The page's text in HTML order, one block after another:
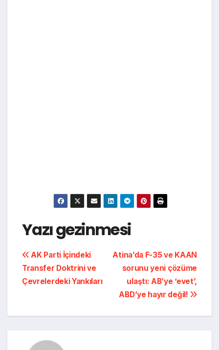
Yazı gezinmesi
Atina’da F-35 ve KAAN
sorunu yeni çözüme
ulaştı: AB’ye ‘evet’,
ABD’ye hayır değil!
AK Parti İçindeki
Transfer Doktrini ve
Çevrelerdeki Yankıları